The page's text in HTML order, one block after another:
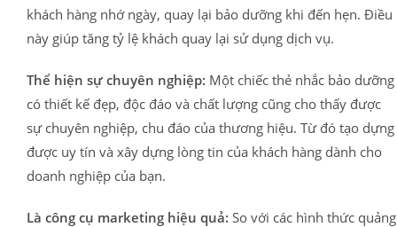
khách hàng nhớ ngày, quay lại bảo dưỡng khi đến hẹn. Điều
này giúp tăng tỷ lệ khách quay lại sử dụng dịch vụ.
Thể hiện sự chuyên nghiệp: Một chiếc thẻ nhắc bảo dưỡng
có thiết kế đẹp, độc đáo và chất lượng cũng cho thấy được
sự chuyên nghiệp, chu đáo của thương hiệu. Từ đó tạo dựng
được uy tín và xây dựng lòng tin của khách hàng dành cho
doanh nghiệp của bạn.
Là công cụ marketing hiệu quả: So với các hình thức quảng